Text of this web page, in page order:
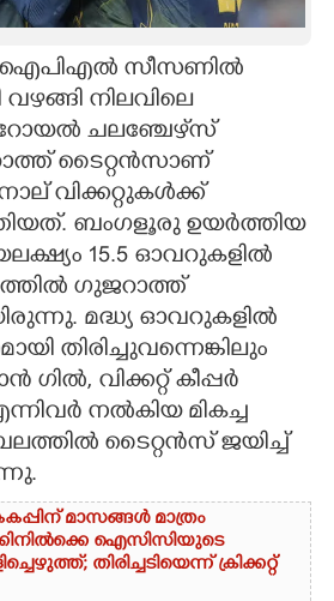
ഐപിഎല്‍ സീസണില്‍
നിലവിലെ
റോയല്‍ ചലഞ്ചേഴ്‌സ്
ടൈറ്റന്‍സാണ്
വിക്കറ്റുകള്‍ക്ക്
ബംഗളൂരു ഉയര്‍ത്തിയ
15.5 ഓവറുകളില്‍
ഗുജറാത്ത്
മദ്ധ്യ ഓവറുകളില്‍
തിരിച്ചുവന്നെങ്കിലും
ഗില്‍, വിക്കറ്റ് കീപ്പര്‍
നല്‍കിയ മികച്ച
ടൈറ്റന്‍സ് ജയിച്ച്
മാസങ്ങൾ മാത്രം
ഐസിസിയുടെ
തിരിച്ചടിയെന്ന് ക്രിക്കറ്റ്